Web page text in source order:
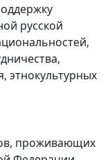
русской
этнокультурных
проживающих